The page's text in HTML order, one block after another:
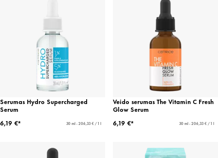
Serumas Hydro Supercharged
Serum
6,19 €*
30 ml - 206,33 € / 1 l
Veido serumas The Vitamin C Fresh
Glow Serum
6,19 €*
30 ml - 206,33 € / 1 l